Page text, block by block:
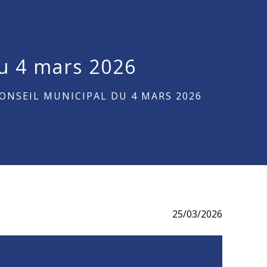
4 mars 2026
MUNICIPAL DU 4 MARS 2026
25/03/2026